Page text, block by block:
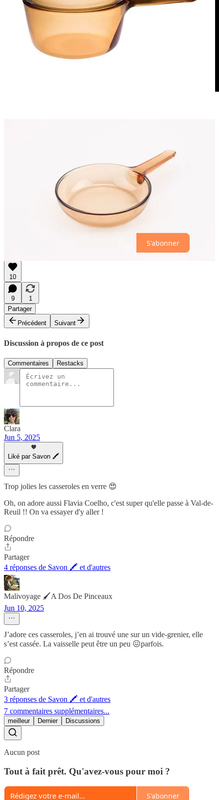
Quels sont les artistes qui vous donnent de l’énergie ? Dites moi
tout, en répondant à ce mail ou en commentant ce post. Je vous
souhaite une bonne semaine.
S'abonner
10
9
1
Partager
Précédent
Suivant
Discussion à propos de ce post
Commentaires Restacks
Clara
Jun 5, 2025
Liké par Savon 🖍
Trop jolies les casseroles en verre 😍
Oh, on adore aussi Flavia Coelho, c'est super qu'elle passe à Val-de-
Reuil !! On va essayer d'y aller !
Répondre
Partager
4 réponses de Savon 🖍 et d'autres
Malivoyage 🖌️A Dos De Pinceaux
Jun 10, 2025
J’adore ces casseroles, j’en ai trouvé une sur un vide-grenier, elle
s’est cassée. La vaisselle peut être un peu 😖parfois.
Répondre
Partager
3 réponses de Savon 🖍 et d'autres
7 commentaires supplémentaires...
meilleur Dernier Discussions
Aucun post
Tout à fait prêt. Qu'avez-vous pour moi ?
S'abonner